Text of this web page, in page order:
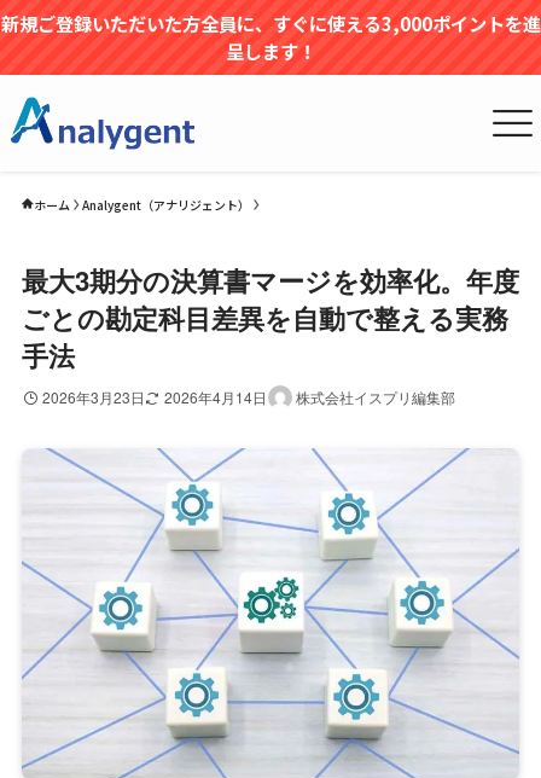
新規ご登録いただいた方全員に、すぐに使える3,000ポイントを進
呈します！
ホーム Analygent（アナリジェント）
最大3期分の決算書マージを効率化。年度
ごとの勘定科目差異を自動で整える実務
手法
2026年3月23日 2026年4月14日 株式会社イスプリ編集部